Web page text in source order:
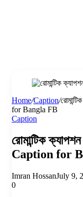
Home/Caption/
for Bangla FB
Caption
রোমান্টিক
Caption for
Imran HossanJuly 9,
0